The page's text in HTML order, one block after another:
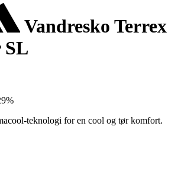
Vandresko Terrex
SL
teknologi for en cool og tør komfort.